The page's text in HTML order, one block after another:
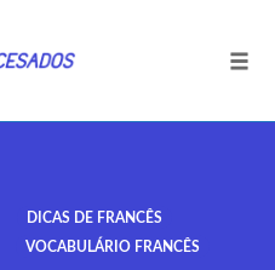
DICAS DE FRANCÊS
VOCABULÁRIO FRANCÊS